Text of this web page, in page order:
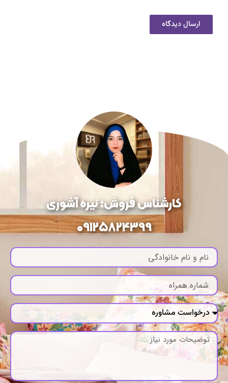
کارشناس فروش: نیره آشوری
09125824399